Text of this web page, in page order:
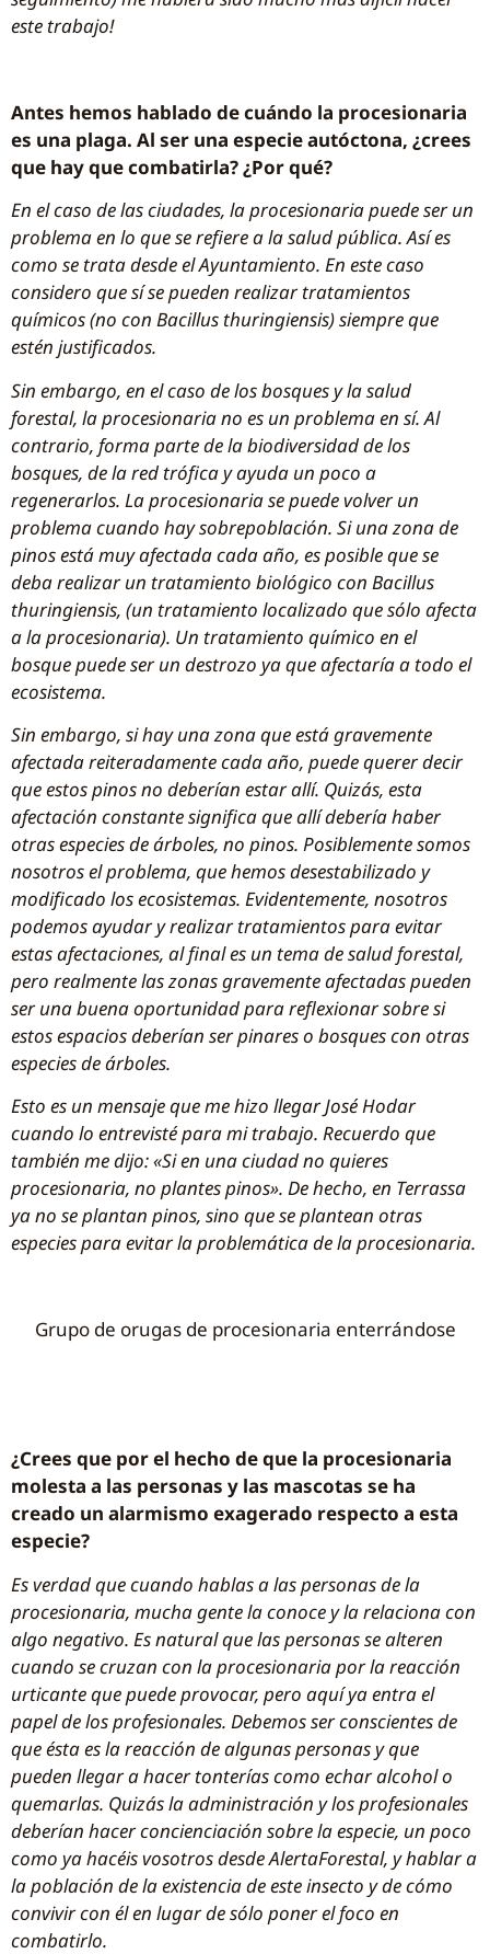
este trabajo!
Antes hemos hablado de cuándo la procesionaria
es una plaga. Al ser una especie autóctona, ¿crees
que hay que combatirla? ¿Por qué?
En el caso de las ciudades, la procesionaria puede ser un
problema en lo que se refiere a la salud pública. Así es
como se trata desde el Ayuntamiento. En este caso
considero que sí se pueden realizar tratamientos
químicos (no con Bacillus thuringiensis) siempre que
estén justificados.
Sin embargo, en el caso de los bosques y la salud
forestal, la procesionaria no es un problema en sí. Al
contrario, forma parte de la biodiversidad de los
bosques, de la red trófica y ayuda un poco a
regenerarlos. La procesionaria se puede volver un
problema cuando hay sobrepoblación. Si una zona de
pinos está muy afectada cada año, es posible que se
deba realizar un tratamiento biológico con Bacillus
thuringiensis, (un tratamiento localizado que sólo afecta
a la procesionaria). Un tratamiento químico en el
bosque puede ser un destrozo ya que afectaría a todo el
ecosistema.
Sin embargo, si hay una zona que está gravemente
afectada reiteradamente cada año, puede querer decir
que estos pinos no deberían estar allí. Quizás, esta
afectación constante significa que allí debería haber
otras especies de árboles, no pinos. Posiblemente somos
nosotros el problema, que hemos desestabilizado y
modificado los ecosistemas. Evidentemente, nosotros
podemos ayudar y realizar tratamientos para evitar
estas afectaciones, al final es un tema de salud forestal,
pero realmente las zonas gravemente afectadas pueden
ser una buena oportunidad para reflexionar sobre si
estos espacios deberían ser pinares o bosques con otras
especies de árboles.
Esto es un mensaje que me hizo llegar José Hodar
cuando lo entrevisté para mi trabajo. Recuerdo que
también me dijo: «Si en una ciudad no quieres
procesionaria, no plantes pinos». De hecho, en Terrassa
ya no se plantan pinos, sino que se plantean otras
especies para evitar la problemática de la procesionaria.
Grupo de orugas de procesionaria enterrándose
¿Crees que por el hecho de que la procesionaria
molesta a las personas y las mascotas se ha
creado un alarmismo exagerado respecto a esta
especie?
Es verdad que cuando hablas a las personas de la
procesionaria, mucha gente la conoce y la relaciona con
algo negativo. Es natural que las personas se alteren
cuando se cruzan con la procesionaria por la reacción
urticante que puede provocar, pero aquí ya entra el
papel de los profesionales. Debemos ser conscientes de
que ésta es la reacción de algunas personas y que
pueden llegar a hacer tonterías como echar alcohol o
quemarlas. Quizás la administración y los profesionales
deberían hacer concienciación sobre la especie, un poco
como ya hacéis vosotros desde AlertaForestal, y hablar a
la población de la existencia de este insecto y de cómo
convivir con él en lugar de sólo poner el foco en
combatirlo.